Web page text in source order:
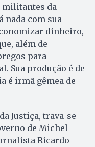
militantes da
nada com sua
dinheiro,
além de
para
Sua produção é de
é irmã gêmea de
Justiça, trava-se
de Michel
Ricardo